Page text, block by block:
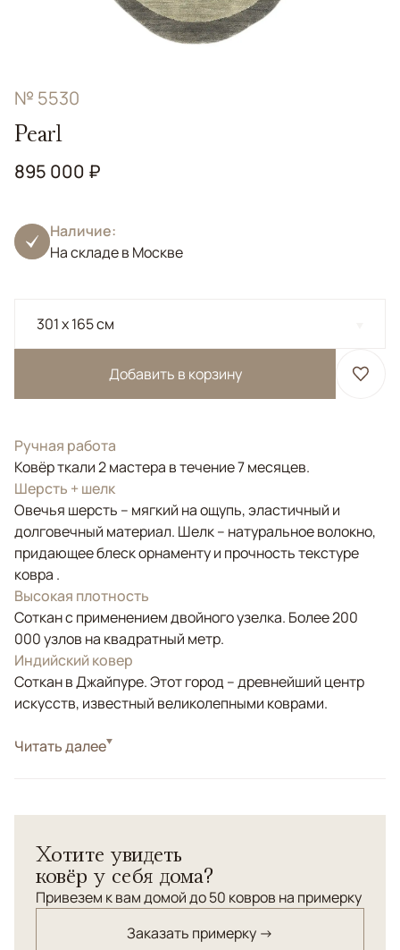
№ 5530
Pearl
895 000 ₽
Наличие:
На складе в Москве
301 x 165 см
Добавить в корзину
Ручная работа
Ковёр ткали 2 мастера в течение 7 месяцев.
Шерсть + шелк
Овечья шерсть – мягкий на ощупь, эластичный и
долговечный материал. Шелк – натуральное волокно,
придающее блеск орнаменту и прочность текстуре
ковра .
Высокая плотность
Соткан с применением двойного узелка. Более 200
000 узлов на квадратный метр.
Индийский ковер
Соткан в Джайпуре. Этот город – древнейший центр
искусств, известный великолепными коврами.
СтильСовременные
органическими формами, напоминающими
стилизованные грибы или природные структуры,
выполненные в концентрических линиях. Каждый
создавая динамичное движение и визуальную
Читать далее
Хотите увидеть
ковёр у себя дома?
Привезем к вам домой до 50 ковров на примерку
Заказать примерку →